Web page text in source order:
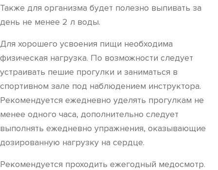
Также для организма будет полезно выпивать за
день не менее 2 л воды.
Для хорошего усвоения пищи необходима
физическая нагрузка. По возможности следует
устраивать пешие прогулки и заниматься в
спортивном зале под наблюдением инструктора.
Рекомендуется ежедневно уделять прогулкам не
менее одного часа, дополнительно следует
выполнять ежедневно упражнения, оказывающие
дозированную нагрузку на сердце.
Рекомендуется проходить ежегодный медосмотр.